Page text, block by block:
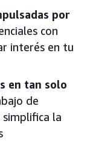
por
con
interés en tu
en tan solo
de
la